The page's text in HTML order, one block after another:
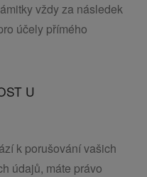
vždy za následek
účely přímého
U
k porušování vašich
údajů, máte právo